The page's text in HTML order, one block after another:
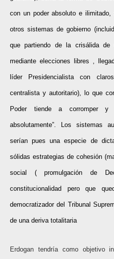
con un poder absoluto e
otros sistemas de gobierno
que partiendo de la crisálida de
mediante elecciones libres ,
líder Presidencialista con
centralista y autoritario), lo que
Poder tiende a corromper y
absolutamente”. Los sistemas
serían pues una especie de
sólidas estrategias de cohesión
social ( promulgación de
constitucionalidad pero que
democratizador del Tribunal
de una deriva totalitaria
Erdogan tendría como objetivo